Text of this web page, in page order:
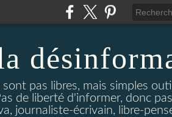
pas libres, mais simples
de liberté d'informer, donc
journaliste-écrivain, libre-